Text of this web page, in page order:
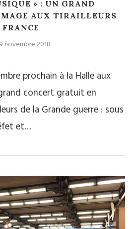
» : UN GRAND
AUX TIRAILLEURS
novembre 2018
prochain à la Halle aux
concert gratuit en
de la Grande guerre : sous
et…